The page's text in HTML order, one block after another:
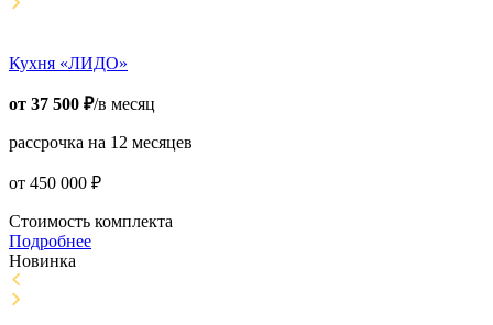
Кухня «ЛИДО»
от 37 500 ₽/в месяц
рассрочка на 12 месяцев
от 450 000 ₽
Стоимость комплекта
Подробнее
Новинка